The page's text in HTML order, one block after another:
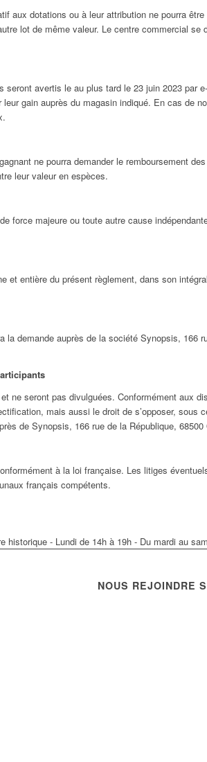
aux dotations ou à leur attribution ne pourra
lot de même valeur. Le centre commercial
avertis le au plus tard le 23 juin 2023 par
leur gain auprès du magasin indiqué. En cas de
ne pourra demander le remboursement
leur valeur en espèces.
force majeure ou toute autre cause
et entière du présent règlement, dans son
demande auprès de la société Synopsis, 166
ne seront pas divulguées. Conformément aux
mais aussi le droit de s’opposer, sous
de Synopsis, 166 rue de la République, 68500
à la loi française. Les litiges
français compétents.
historique - Lundi de 14h à 19h - Du mardi au
NOUS REJOINDRE